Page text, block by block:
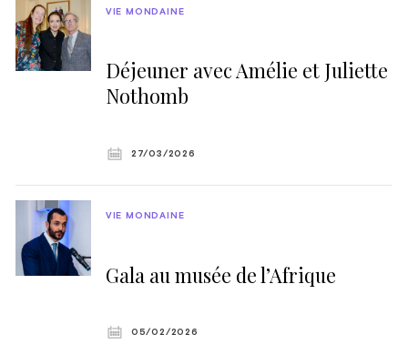
Déjeuner avec Amélie et Juliette
Nothomb
VIE MONDAINE
27/03/2026
Gala au musée de l’Afrique
VIE MONDAINE
05/02/2026